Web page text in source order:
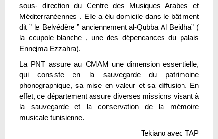
sous- direction du Centre des Musiques Arabes et
Méditerranéennes . Elle a élu domicile dans le bâtiment
dit ” le Belvédère ” anciennement al-Qubba Al Beidha” (
la coupole blanche , une des dépendances du palais
Ennejma Ezzahra).
La PNT assure au CMAM une dimension essentielle,
qui consiste en la sauvegarde du patrimoine
phonographique, sa mise en valeur et sa diffusion. En
effet, ce département assure diverses missions visant à
la sauvegarde et la conservation de la mémoire
musicale tunisienne.
Tekiano avec TAP